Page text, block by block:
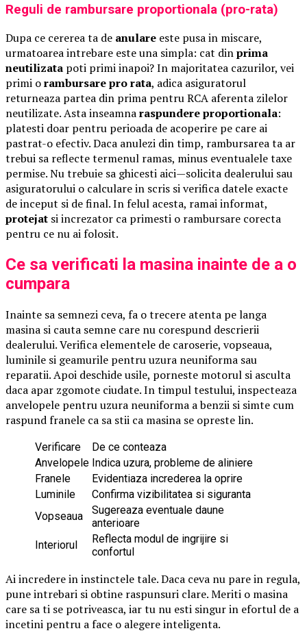
Reguli de rambursare proportionala (pro-rata)
Dupa ce cererea ta de anulare este pusa in miscare,
urmatoarea intrebare este una simpla: cat dinprima
neutilizata poti primi inapoi? In majoritatea cazurilor, vei
primi orambursare pro rata, adica asiguratorul
returneaza partea din prima pentru RCA aferenta zilelor
neutilizate. Asta inseamnaraspundere proportionala:
platesti doar pentru perioada de acoperire pe care ai
pastrat-o efectiv. Daca anulezi din timp, rambursarea ta ar
trebui sa reflecte termenul ramas, minus eventualele taxe
permise. Nu trebuie sa ghicesti aici—solicita dealerului sau
asiguratorului o calculare in scris si verifica datele exacte
de inceput si de final. In felul acesta, ramai informat,
protejat si increzator ca primesti o rambursare corecta
pentru ce nu ai folosit.
Ce sa verificati la masina inainte de a o
cumpara
Inainte sa semnezi ceva, fa o trecere atenta pe langa
masina si cauta semne care nu corespund descrierii
dealerului. Verifica elementele de caroserie, vopseaua,
luminile si geamurile pentru uzura neuniforma sau
reparatii. Apoi deschide usile, porneste motorul si asculta
daca apar zgomote ciudate. In timpul testului, inspecteaza
anvelopele pentru uzura neuniforma a benzii si simte cum
raspund franele ca sa stii ca masina se opreste lin.
Verificare
De ce conteaza
Anvelopele Indica uzura, probleme de aliniere
Franele
Evidentiaza increderea la oprire
Luminile
Confirma vizibilitatea si siguranta
Vopseaua
Sugereaza eventuale daune
anterioare
Interiorul
Reflecta modul de ingrijire si
confortul
Ai incredere in instinctele tale. Daca ceva nu pare in regula,
pune intrebari si obtine raspunsuri clare. Meriti o masina
care sa ti se potriveasca, iar tu nu esti singur in efortul de a
incetini pentru a face o alegere inteligenta.